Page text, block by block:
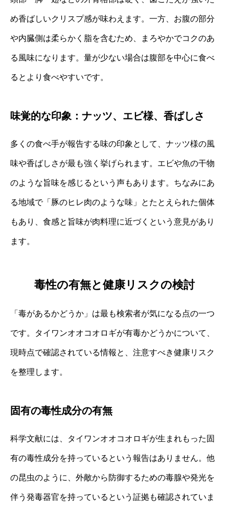
め香ばしいクリスプ感が味わえます。一方、お腹の部分
や内臓側は柔らかく脂を含むため、まろやかでコクのあ
る風味になります。量が少ない場合は腹部を中心に食べ
るとより食べやすいです。
味覚的な印象：ナッツ、エビ様、香ばしさ
多くの食べ手が報告する味の印象として、ナッツ様の風
味や香ばしさが最も強く挙げられます。エビや魚の干物
のような旨味を感じるという声もあります。ちなみにあ
る地域で「豚のヒレ肉のような味」とたとえられた個体
もあり、食感と旨味が肉料理に近づくという意見があり
ます。
毒性の有無と健康リスクの検討
「毒があるかどうか」は最も検索者が気になる点の一つ
です。タイワンオオコオロギが有毒かどうかについて、
現時点で確認されている情報と、注意すべき健康リスク
を整理します。
固有の毒性成分の有無
科学文献には、タイワンオオコオロギが生まれもった固
有の毒性成分を持っているという報告はありません。他
の昆虫のように、外敵から防御するための毒腺や発光を
伴う発毒器官を持っているという証拠も確認されていま